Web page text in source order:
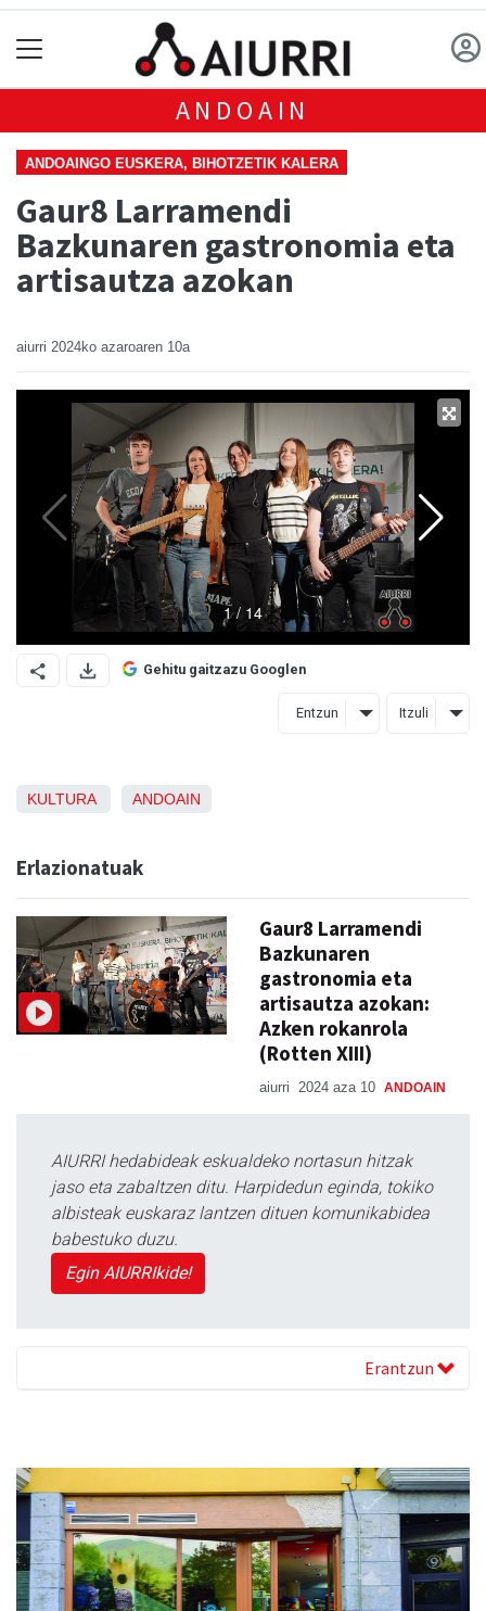
ANDOAIN
ANDOAINGO EUSKERA, BIHOTZETIK KALERA
Gaur8 Larramendi
Bazkunaren gastronomia eta
artisautza azokan
aiurri 2024ko azaroaren 10a
Gehitu gaitzazu Googlen
Entzun Itzuli
KULTURA ANDOAIN
Erlazionatuak
Gaur8 Larramendi
Bazkunaren
gastronomia eta
artisautza azokan:
Azken rokanrola
(Rotten XIII)
aiurri 2024 aza 10 ANDOAIN
AIURRI hedabideak eskualdeko nortasun hitzak
jaso eta zabaltzen ditu. Harpidedun eginda, tokiko
albisteak euskaraz lantzen dituen komunikabidea
babestuko duzu.
Egin AIURRIkide!
Erantzun